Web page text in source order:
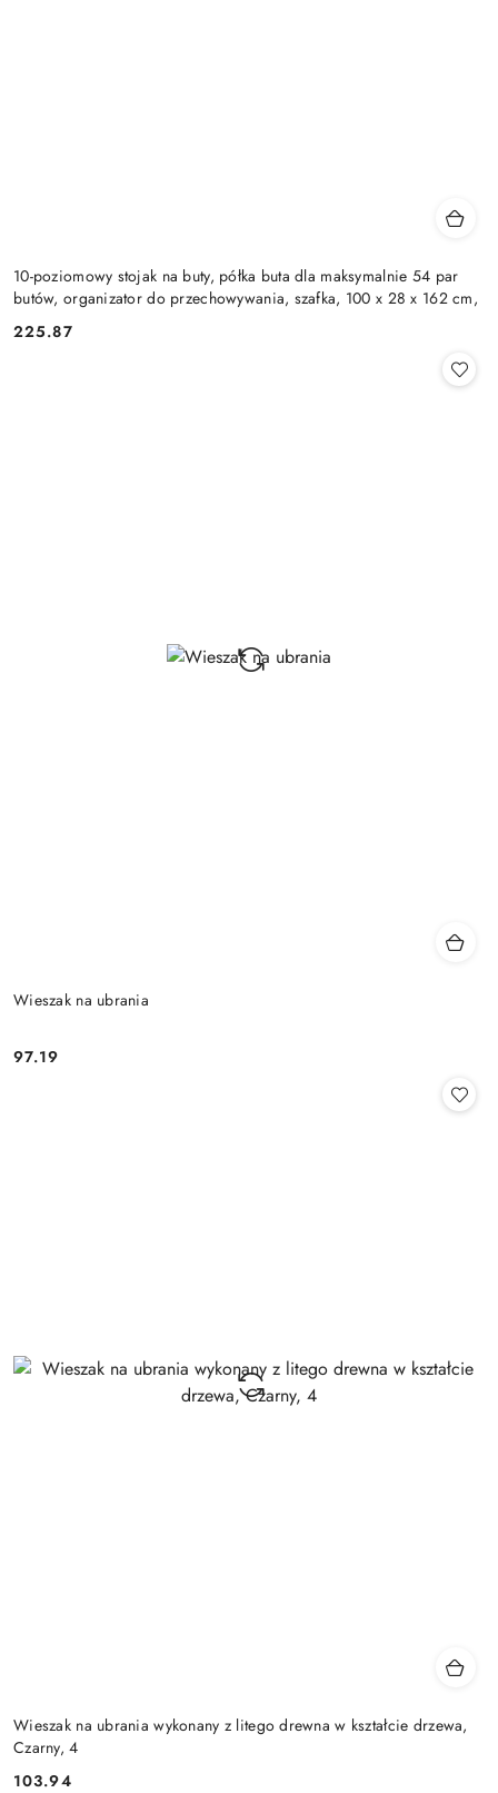
10-poziomowy stojak na buty, półka buta dla maksymalnie 54 par
butów, organizator do przechowywania, szafka, 100 x 28 x 162 cm,
Cena:
225.87
Wieszak na ubrania
Cena:
97.19
Wieszak na ubrania wykonany z litego drewna w kształcie drzewa,
Czarny, 4
103.94